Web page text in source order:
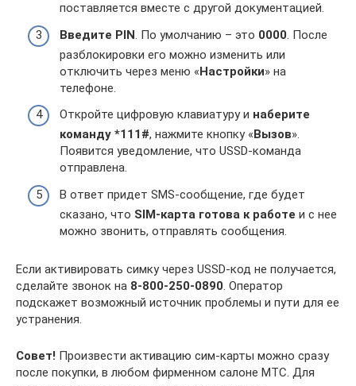
поставляется вместе с другой документацией.
Введите PIN. По умолчанию – это 0000. После
разблокировки его можно изменить или
отключить через меню «Настройки» на
телефоне.
Откройте цифровую клавиатуру и наберите
команду *111#, нажмите кнопку «Вызов».
Появится уведомление, что USSD-команда
отправлена.
В ответ придет SMS-сообщение, где будет
сказано, что SIM-карта готова к работе и с нее
можно звонить, отправлять сообщения.
Если активировать симку через USSD-код не получается,
сделайте звонок на 8-800-250-0890. Оператор
подскажет возможный источник проблемы и пути для ее
устранения.
Совет! Произвести активацию сим-карты можно сразу
после покупки, в любом фирменном салоне МТС. Для